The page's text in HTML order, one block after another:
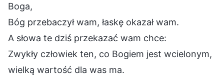
Boga,
Bóg przebaczył wam, łaskę okazał wam.
A słowa te dziś przekazać wam chce:
Zwykły człowiek ten, co Bogiem jest wcielonym,
wielką wartość dla was ma.